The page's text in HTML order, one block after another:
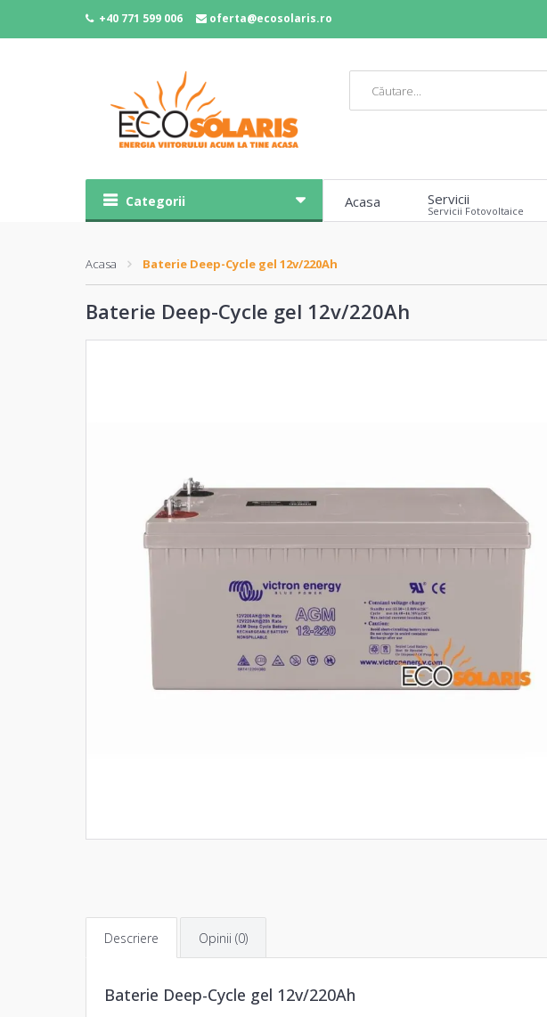
+40 771 599 006 oferta@ecosolaris.ro
Categorii Acasa Servicii
Servicii Fotovoltaice
Acasa Baterie Deep-Cycle gel 12v/220Ah
Baterie Deep-Cycle gel 12v/220Ah
Descriere Opinii (0)
Baterie Deep-Cycle gel 12v/220Ah